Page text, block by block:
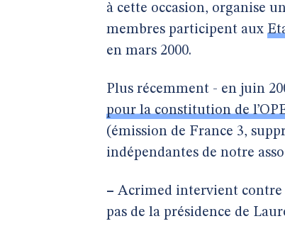
à cette occasion, organise
membres participent aux
en mars 2000.
Plus récemment - en juin
pour la constitution de
(émission de France 3,
indépendantes de notre
– Acrimed intervient contre
pas de la présidence de